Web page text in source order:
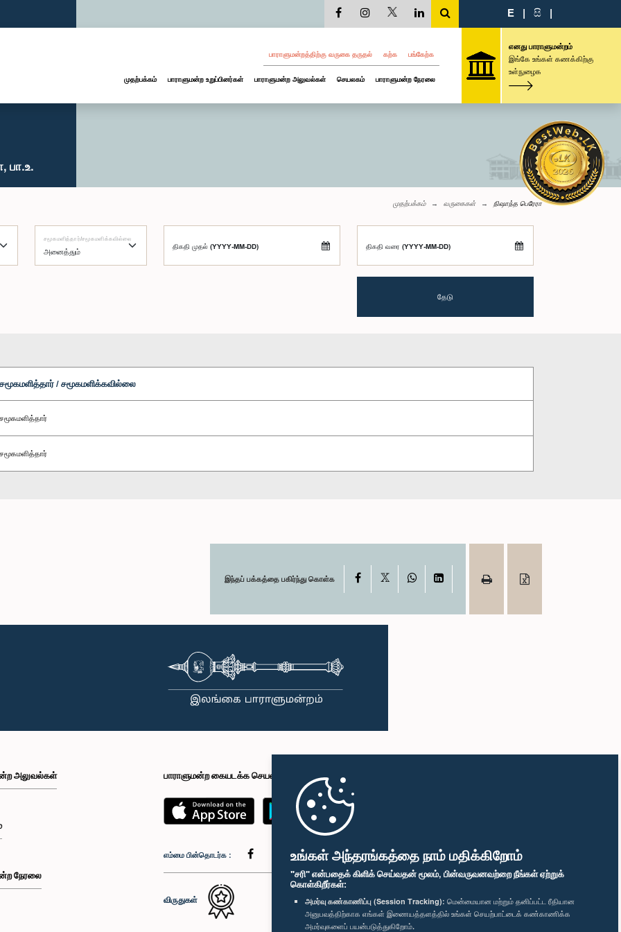
உங்கள் அந்தரங்கத்தை நாம் மதிக்கிறோம்
"சரி" என்பதைக் கிளிக் செய்வதன் மூலம், பின்வருவனவற்றை நீங்கள் ஏற்றுக்
கொள்கிறீர்கள்:
அமர்வு கண்காணிப்பு (Session Tracking): மென்மையான மற்றும் தனிப்பட்ட ரீதியான
அனுபவத்திற்காக எங்கள் இணையத்தளத்தில் உங்கள் செயற்பாட்டைக் கண்காணிக்க
அமர்வுகளைப் பயன்படுத்துகிறோம்.
E | සි |
பாராளுமன்றத்திற்கு வருகை தருதல் கற்க பங்கேற்க
முதற்பக்கம் பாராளுமன்ற உறுப்பினர்கள் பாராளுமன்ற அலுவல்கள் செயலகம் பாராளுமன்ற நேரலை
எனது பாராளுமன்றம்
இங்கே உங்கள் கணக்கிற்கு
உள்நுழைக
பா.உ.
முதற்பக்கம் வருகைகள் நிஷாந்த பெரேரா
சமூகமளித்தார்/சமூகமளிக்கவில்லை
திகதி முதல் (YYYY-MM-DD) திகதி வரை (YYYY-MM-DD)
தேடு
சமூகமளித்தார் / சமூகமளிக்கவில்லை
சமூகமளித்தார்
சமூகமளித்தார்
இந்தப் பக்கத்தை பகிர்ந்து கொள்க Facebook WhatsAppLinkedIn
அலுவல்கள்
நேரலை
பாராளுமன்ற கையடக்க செயலி
எம்மை பின்தொடர்க :
விருதுகள்